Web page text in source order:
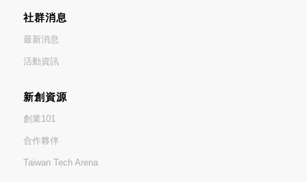
社群消息
最新消息
活動資訊
新創資源
創業101
合作夥伴
Taiwan Tech Arena